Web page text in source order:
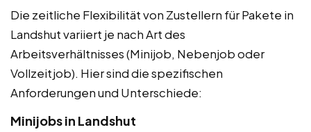
Die zeitliche Flexibilität von Zustellern für Pakete in
Landshut variiert je nach Art des
Arbeitsverhältnisses (Minijob, Nebenjob oder
Vollzeitjob). Hier sind die spezifischen
Anforderungen und Unterschiede:
Minijobs in Landshut